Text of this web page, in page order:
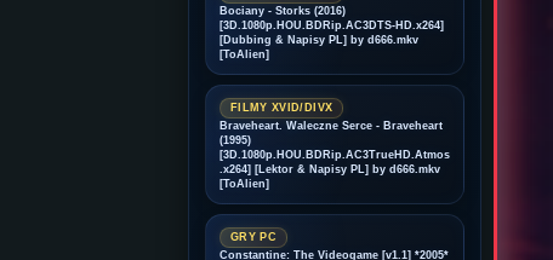
Bociany - Storks (2016)
[3D.1080p.HOU.BDRip.AC3DTS-HD.x264]
[Dubbing & Napisy PL] by d666.mkv
[ToAlien]
FILMY XVID/DIVX
Braveheart. Waleczne Serce - Braveheart
(1995)
[3D.1080p.HOU.BDRip.AC3TrueHD.Atmos
.x264] [Lektor & Napisy PL] by d666.mkv
[ToAlien]
GRY PC
Constantine: The Videogame [v1.1] *2005*